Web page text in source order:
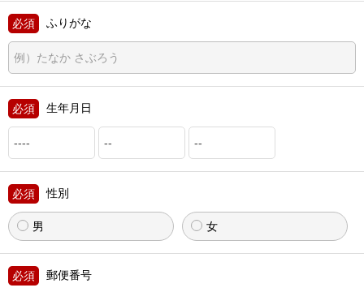
ふりがな
生年月日
性別
男 女
郵便番号